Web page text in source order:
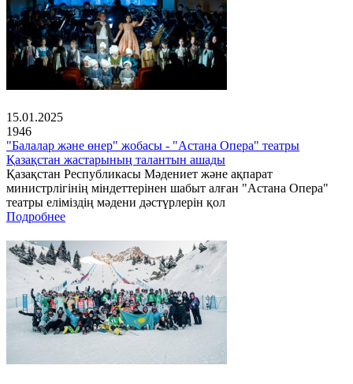
15.01.2025
1946
"Балалар және өнер" жобасы - "Астана Опера" театры
Қазақстан жастарының талантын ашады
Қазақстан Республикасы Мәдениет және ақпарат
министрлігінің міндеттерінен шабыт алған "Астана Опера"
театры еліміздің мәдени дәстүрлерін қол
Подробнее